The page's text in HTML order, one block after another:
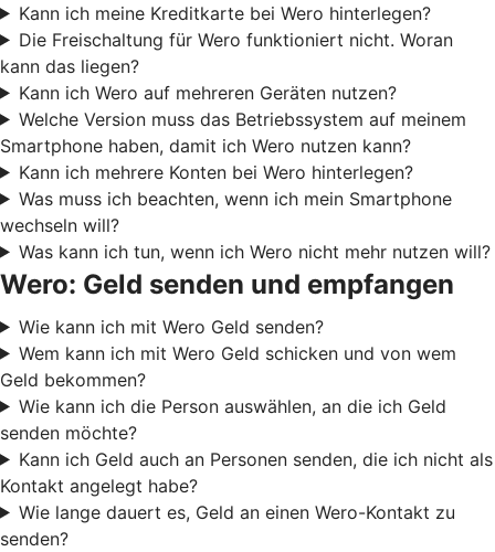
Kann ich meine Kreditkarte bei Wero hinterlegen?
Die Freischaltung für Wero funktioniert nicht. Woran
kann das liegen?
Kann ich Wero auf mehreren Geräten nutzen?
Welche Version muss das Betriebssystem auf meinem
Smartphone haben, damit ich Wero nutzen kann?
Kann ich mehrere Konten bei Wero hinterlegen?
Was muss ich beachten, wenn ich mein Smartphone
wechseln will?
Was kann ich tun, wenn ich Wero nicht mehr nutzen will?
Wero: Geld senden und empfangen
Wie kann ich mit Wero Geld senden?
Wem kann ich mit Wero Geld schicken und von wem
Geld bekommen?
Wie kann ich die Person auswählen, an die ich Geld
senden möchte?
Kann ich Geld auch an Personen senden, die ich nicht als
Kontakt angelegt habe?
Wie lange dauert es, Geld an einen Wero-Kontakt zu
senden?